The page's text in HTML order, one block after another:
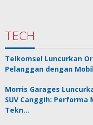
TECH
Telkomsel Luncurkan
Pelanggan dengan
Morris Garages
SUV Canggih: Performa
Tekn…